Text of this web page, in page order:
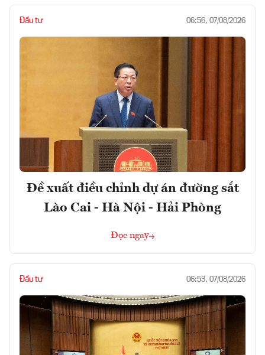
Đầu tư 06:56, 07/08/2026
Đề xuất điều chỉnh dự án đường sắt
Lào Cai - Hà Nội - Hải Phòng
Đọc ngay
Đầu tư 06:53, 07/08/2026